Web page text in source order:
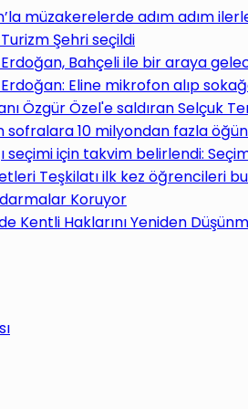
müzakerelerde adım adım
Şehri seçildi
Bahçeli ile bir araya
Eline mikrofon alıp
Özgür Özel'e saldıran Selçuk
sofralara 10 milyondan fazla öğün
seçimi için takvim belirlendi:
Teşkilatı ilk kez öğrencileri
Koruyor
Kentli Haklarını Yeniden